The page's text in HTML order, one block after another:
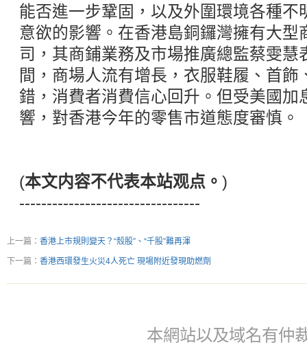
能否進一步鞏固，以及外圍環境各種不
意欲的影響。在香港島銅鑼灣擁有大型
司，其商鋪業務及市場推廣總監蔡雯慧
間，商場人流有增長，衣服鞋履、首飾
錯，消費者消費信心回升。但受美國加
響，對香港今年的零售市道態度審慎。
(本文内容不代表本站观点。 )
---------------------------------
上一篇： 香港上市規則變天？“殼股”、“千股”難再渾
下一篇： 香港西環發生火災4人死亡 現場附近發現助燃劑
本網站以及域名有仲